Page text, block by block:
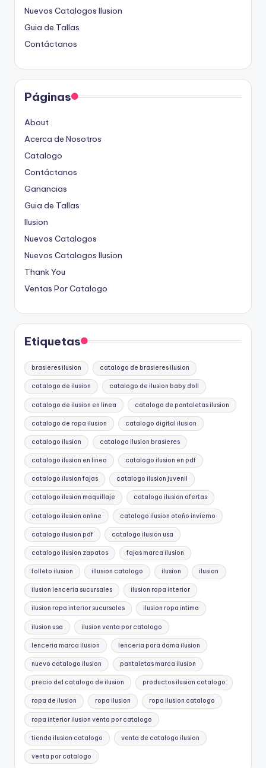
Nuevos Catalogos Ilusion
Guia de Tallas
Contáctanos
Páginas
About
Acerca de Nosotros
Catalogo
Contáctanos
Ganancias
Guia de Tallas
Ilusion
Nuevos Catalogos
Nuevos Catalogos Ilusion
Thank You
Ventas Por Catalogo
Etiquetas
brasieres ilusion catalogo de brasieres ilusion
catalogo de ilusion catalogo de ilusion baby doll
catalogo de ilusion en linea catalogo de pantaletas ilusion
catalogo de ropa ilusion catalogo digital ilusion
catalogo ilusion catalogo ilusion brasieres
catalogo ilusion en linea catalogo ilusion en pdf
catalogo ilusion fajas catalogo ilusion juvenil
catalogo ilusion maquillaje catalogo ilusion ofertas
catalogo ilusion online catalogo ilusion otoño invierno
catalogo ilusion pdf catalogo ilusion usa
catalogo ilusion zapatos fajas marca ilusion
folleto ilusion illusion catalogo ilusion ilusion
ilusion lenceria sucursales ilusion ropa interior
ilusion ropa interior sucursales ilusion ropa intima
ilusion usa ilusion venta por catalogo
lenceria marca ilusion lenceria para dama ilusion
nuevo catalogo ilusion pantaletas marca ilusion
precio del catalogo de ilusion productos ilusion catalogo
ropa de ilusion ropa ilusion ropa ilusion catalogo
ropa interior ilusion venta por catalogo
tienda ilusion catalogo venta de catalogo ilusion
venta por catalogo